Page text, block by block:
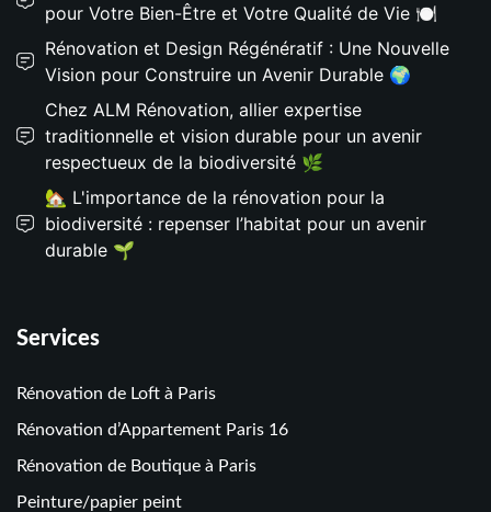
pour Votre Bien-Être et Votre Qualité de Vie 🍽️
Rénovation et Design Régénératif : Une Nouvelle
Vision pour Construire un Avenir Durable 🌍
Chez ALM Rénovation, allier expertise
traditionnelle et vision durable pour un avenir
respectueux de la biodiversité 🌿
🏡 L'importance de la rénovation pour la
biodiversité : repenser l’habitat pour un avenir
durable 🌱
Services
Rénovation de Loft à Paris
Rénovation d’Appartement Paris 16
Rénovation de Boutique à Paris
Peinture/papier peint